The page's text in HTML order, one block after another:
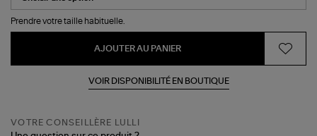
Prendre votre taille habituelle.
AJOUTER AU PANIER
VOIR DISPONIBILITÉ EN BOUTIQUE
VOTRE CONSEILLÈRE LULLI